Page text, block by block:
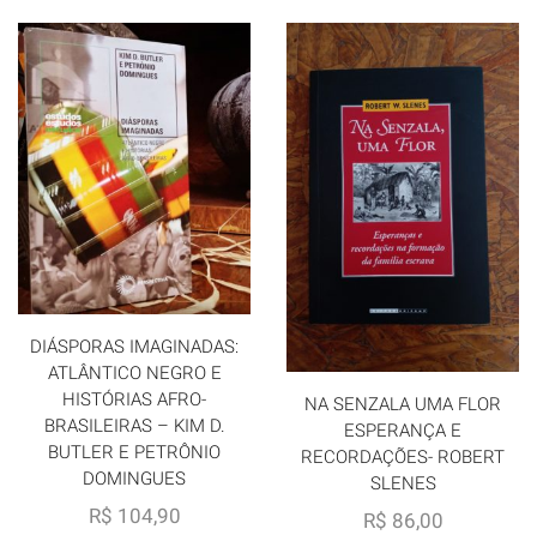
DIÁSPORAS IMAGINADAS:
ATLÂNTICO NEGRO E
HISTÓRIAS AFRO-
BRASILEIRAS – KIM D.
BUTLER E PETRÔNIO
DOMINGUES
R$ 104,90
NA SENZALA UMA FLOR
ESPERANÇA E
RECORDAÇÕES- ROBERT
SLENES
R$ 86,00